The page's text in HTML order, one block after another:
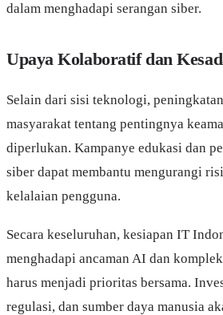
dalam menghadapi serangan siber.
Upaya Kolaboratif dan
Selain dari sisi teknologi,
masyarakat tentang pentingnya
diperlukan. Kampanye edukasi dan
siber dapat membantu mengurangi
kelalaian pengguna.
Secara keseluruhan, kesiapan IT
menghadapi ancaman AI dan
harus menjadi prioritas bersama.
regulasi, dan sumber daya manusia